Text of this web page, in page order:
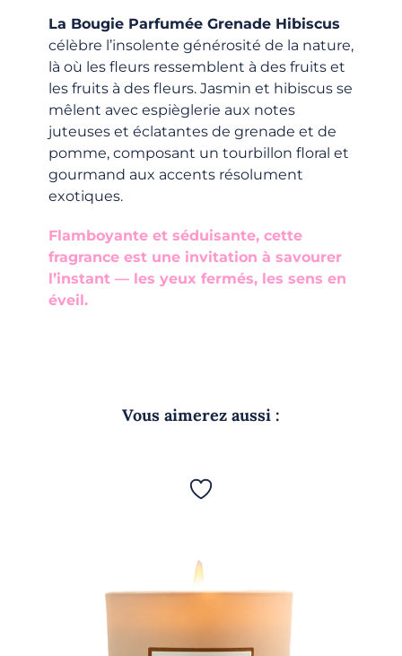
La Bougie Parfumée Grenade Hibiscus
célèbre l’insolente générosité de la nature,
là où les fleurs ressemblent à des fruits et
les fruits à des fleurs. Jasmin et hibiscus se
mêlent avec espièglerie aux notes
juteuses et éclatantes de grenade et de
pomme, composant un tourbillon floral et
gourmand aux accents résolument
exotiques.
Flamboyante et séduisante, cette
fragrance est une invitation à savourer
l’instant — les yeux fermés, les sens en
éveil.
Vous aimerez aussi :